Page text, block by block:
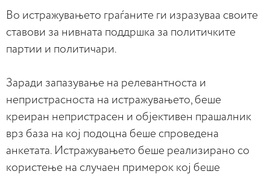
Во истражувањето граѓаните ги изразуваа своите
ставови за нивната поддршка за политичките
партии и политичари.
Заради запазување на релевантноста и
непристрасноста на истражувањето, беше
креиран непристрасен и објективен прашалник
врз база на кој подоцна беше спроведена
анкетата. Истражувањето беше реализирано со
користење на случаен примерок кој беше